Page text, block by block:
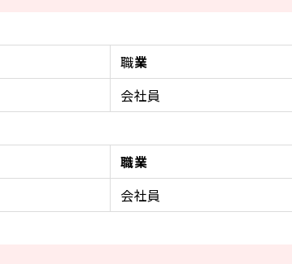
職業
会社員
職業
会社員